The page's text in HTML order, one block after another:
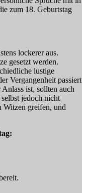
zum 18. Geburtstag
lockerer aus.
gesetzt werden.
lustige
Vergangenheit passiert
ist, sollten auch
jedoch nicht
Witzen greifen, und